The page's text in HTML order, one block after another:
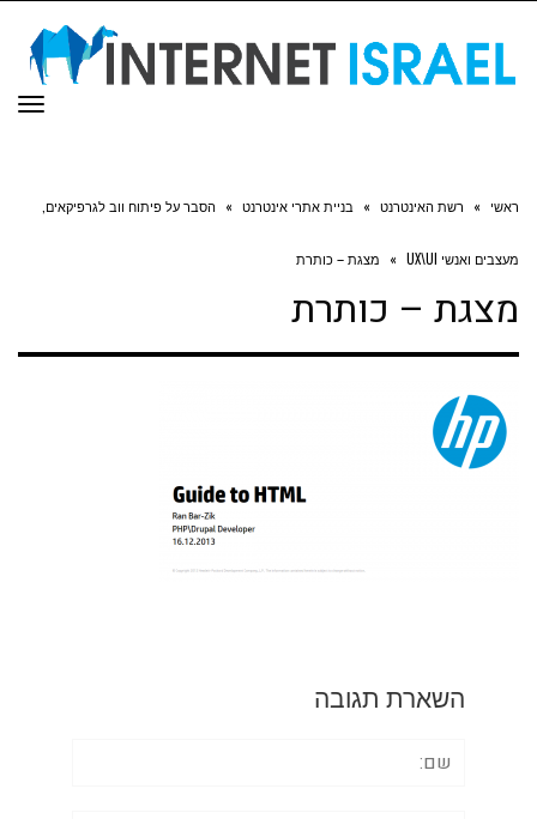
ראשי » רשת האינטרנט » בניית אתרי אינטרנט » הסבר על פיתוח ווב לגרפיקאים,
מעצבים ואנשי UX\UI » מצגת – כותרת
מצגת – כותרת
השארת תגובה